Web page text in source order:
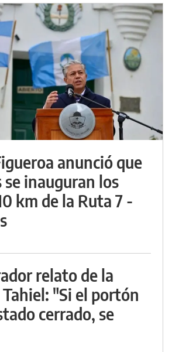
anunció que
se inauguran los
km de la Ruta 7 -
relato de la
"Si el portón
cerrado, se